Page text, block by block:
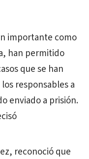
importante como
han permitido
que se han
responsables a
enviado a prisión.
reconoció que